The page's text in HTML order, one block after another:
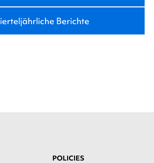
Berichte
POLICIES